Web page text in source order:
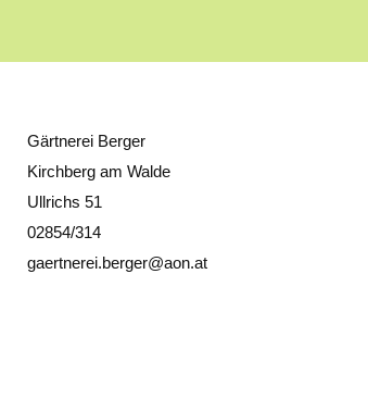
Gärtnerei Berger
Kirchberg am Walde
Ullrichs 51
02854/314
gaertnerei.berger@aon.at